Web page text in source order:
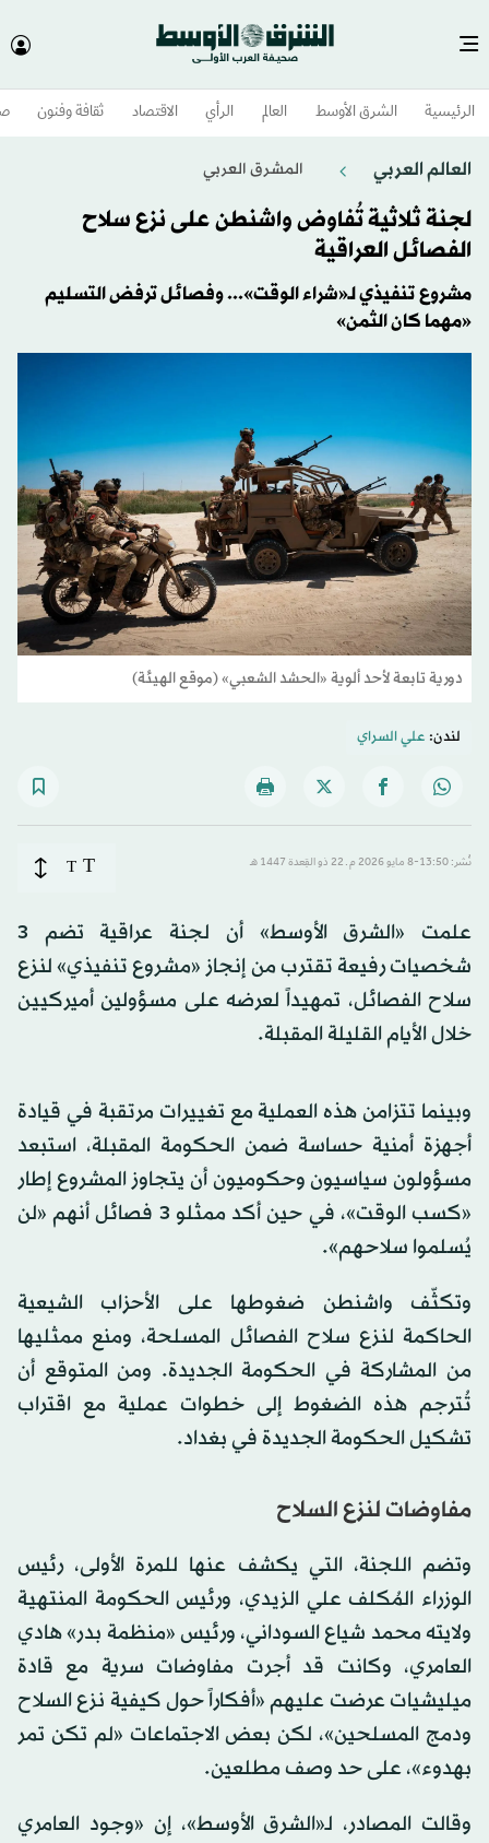
الرئيسية الشرق الأوسط​ العالم الرأي الاقتصاد ثقافة وفنون
العالم العربي المشرق العربي
لجنة ثلاثية تُفاوض واشنطن على نزع سلاح
الفصائل العراقية
مشروع تنفيذي لـ«شراء الوقت»... وفصائل ترفض التسليم
«مهما كان الثمن»
دورية تابعة لأحد ألوية «الحشد الشعبي» (موقع الهيئة)
لندن: علي السراي
نُشر: 13:50-8 مايو 2026 م ـ 22 ذو القِعدة 1447 هـ T
T
علمت «الشرق الأوسط» أن لجنة عراقية تضم 3
شخصيات رفيعة تقترب من إنجاز «مشروع تنفيذي» لنزع
سلاح الفصائل، تمهيداً لعرضه على مسؤولين أميركيين
خلال الأيام القليلة المقبلة.
وبينما تتزامن هذه العملية مع تغييرات مرتقبة في قيادة
أجهزة أمنية حساسة ضمن الحكومة المقبلة، استبعد
مسؤولون سياسيون وحكوميون أن يتجاوز المشروع إطار
«كسب الوقت»، في حين أكد ممثلو 3 فصائل أنهم «لن
يُسلموا سلاحهم».
وتكثّف واشنطن ضغوطها على الأحزاب الشيعية
الحاكمة لنزع سلاح الفصائل المسلحة، ومنع ممثليها
من المشاركة في الحكومة الجديدة. ومن المتوقع أن
تُترجم هذه الضغوط إلى خطوات عملية مع اقتراب
تشكيل الحكومة الجديدة في بغداد.
مفاوضات لنزع السلاح
وتضم اللجنة، التي يكشف عنها للمرة الأولى، رئيس
الوزراء المُكلف علي الزيدي، ورئيس الحكومة المنتهية
ولايته محمد شياع السوداني، ورئيس «منظمة بدر» هادي
العامري، وكانت قد أجرت مفاوضات سرية مع قادة
ميليشيات عرضت عليهم «أفكاراً حول كيفية نزع السلاح
ودمج المسلحين»، لكن بعض الاجتماعات «لم تكن تمر
بهدوء»، على حد وصف مطلعين.
وقالت المصادر، لـ«الشرق الأوسط»، إن «وجود العامري